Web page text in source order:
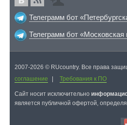
Телеграмм бот
Телеграмм бот
2007-2026 © RUcountry. Все права
соглашение
Требования к ПО
Cайт носит исключительно
является публичной офертой,